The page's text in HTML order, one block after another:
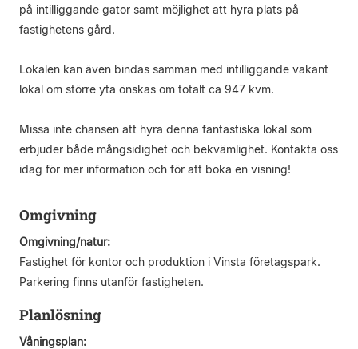
på intilliggande gator samt möjlighet att hyra plats på
fastighetens gård.
Lokalen kan även bindas samman med intilliggande vakant
lokal om större yta önskas om totalt ca 947 kvm.
Missa inte chansen att hyra denna fantastiska lokal som
erbjuder både mångsidighet och bekvämlighet. Kontakta oss
idag för mer information och för att boka en visning!
Omgivning
Omgivning/natur:
Fastighet för kontor och produktion i Vinsta företagspark.
Parkering finns utanför fastigheten.
Planlösning
Våningsplan: